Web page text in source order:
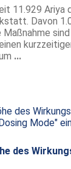
11.929 Ariya
Davon
...
des